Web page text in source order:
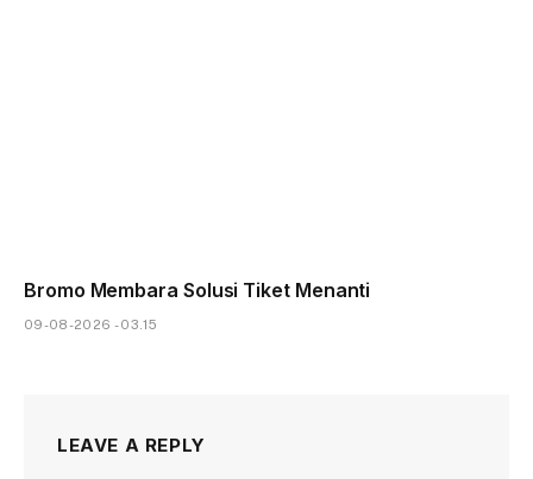
Bromo Membara Solusi Tiket Menanti
09-08-2026 - 03.15
LEAVE A REPLY